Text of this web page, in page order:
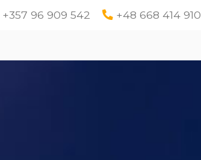
+357 96 909 542 +48 668 414 910